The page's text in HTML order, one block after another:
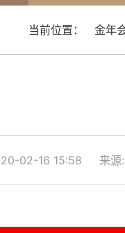
当前位置： 金年
02-16 15:58 来源